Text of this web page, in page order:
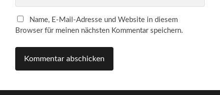
Name, E-Mail-Adresse und Website in diesem
Browser für meinen nächsten Kommentar speichern.